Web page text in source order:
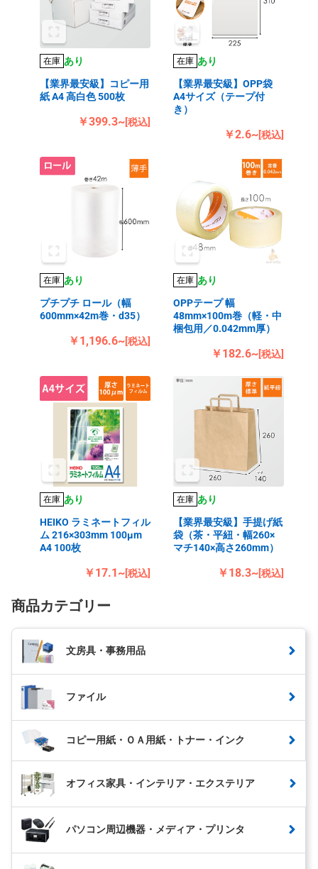
在庫 あり
【業界最安級】コピー用
紙 A4 高白色 500枚
￥399.3~[税込]
在庫 あり
【業界最安級】OPP袋
A4サイズ（テープ付
き）
￥2.6~[税込]
在庫 あり
プチプチ ロール（幅
600mm×42m巻・d35）
￥1,196.6~[税込]
在庫 あり
OPPテープ 幅
48mm×100m巻（軽・中
梱包用／0.042mm厚）
￥182.6~[税込]
在庫 あり
HEIKO ラミネートフィル
ム 216×303mm 100μm
A4 100枚
￥17.1~[税込]
在庫 あり
【業界最安級】手提げ紙
袋（茶・平紐・幅260×
マチ140×高さ260mm）
￥18.3~[税込]
商品カテゴリー
文房具・事務用品
ファイル
コピー用紙・ＯＡ用紙・トナー・インク
オフィス家具・インテリア・エクステリア
パソコン周辺機器・メディア・プリンタ